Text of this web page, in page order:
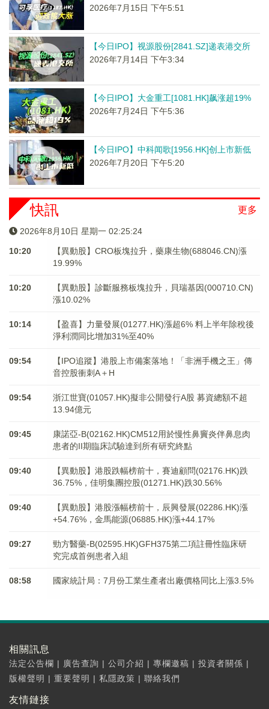
2026年7月15日 下午5:51
【今日IPO】视源股份[2841.SZ]递表港交所
2026年7月14日 下午3:34
【今日IPO】大金重工[1081.HK]飙涨超19%
2026年7月24日 下午5:36
【今日IPO】中科闻歌[1956.HK]创上市新低
2026年7月20日 下午5:20
更多
快訊
2026年8月10日 星期一 02:25:24
10:20
【異動股】CRO板塊拉升，藥康生物(688046.CN)漲
19.99%
10:20
【異動股】診斷服務板塊拉升，貝瑞基因(000710.CN)
漲10.02%
10:14
【盈喜】力量發展(01277.HK)漲超6% 料上半年除稅後
淨利潤同比增加31%至40%
09:54
【IPO追蹤】港股上市備案落地！「非洲手機之王」傳
音控股衝刺A＋H
09:54
浙江世寶(01057.HK)擬非公開發行A股 募資總額不超
13.94億元
09:45
康諾亞-B(02162.HK)CM512用於慢性鼻竇炎伴鼻息肉
患者的II期臨床試驗達到所有研究終點
09:40
【異動股】港股跌幅榜前十，賽迪顧問(02176.HK)跌
36.75%，佳明集團控股(01271.HK)跌30.56%
09:40
【異動股】港股漲幅榜前十，辰興發展(02286.HK)漲
+54.76%，金馬能源(06885.HK)漲+44.17%
09:27
勁方醫藥-B(02595.HK)GFH375第二項註冊性臨床研
究完成首例患者入組
08:58 國家統計局：7月份工業生產者出廠價格同比上漲3.5%
相關訊息
法定公告欄 | 廣告查詢 | 公司介紹 | 專欄邀稿 | 投資者關係 |
版權聲明 | 重要聲明 | 私隱政策 | 聯絡我們
友情鏈接